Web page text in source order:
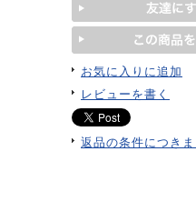
お気に入りに追加
レビューを書く
返品の条件につき